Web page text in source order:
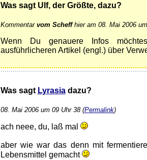
Was sagt Ulf, der Größte, dazu?
Kommentar vom Scheffhier am 08. Mai 2006
Wenn Du genauere Infos
ausführlicheren Artikel (engl.) über
Was sagt Lyrasiadazu?
08. Mai 2006 um 09 Uhr 38 (Permalink)
ach neee, du, laß mal
aber wie war das denn mit
Lebensmittel gemacht